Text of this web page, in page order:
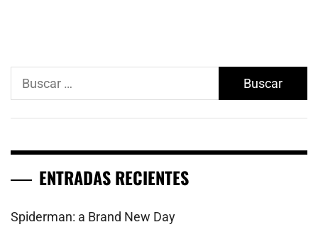
Buscar:
ENTRADAS RECIENTES
Spiderman: a Brand New Day